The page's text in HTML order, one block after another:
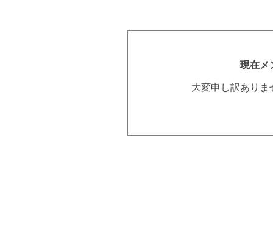
現在メ
大変申し訳あり